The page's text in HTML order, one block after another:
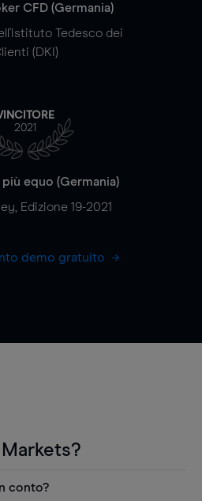
CFD (Germania)
Tedesco dei
(DKI)
2021
più equo (Germania)
Edizione 19-2021
demo gratuito
conto?